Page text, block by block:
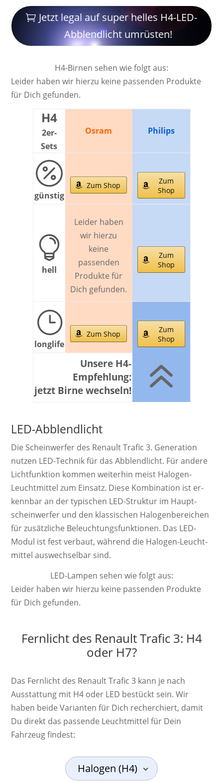
Jetzt legal auf super helles H4-LED-
Abblendlicht umrüsten!
H4-Birnen sehen wie folgt aus:
Leider haben wir hierzu keine passenden Produkte
für Dich gefunden.
H4
2er-
Sets
Osram Philips

günstig
Zum Shop
Zum
Shop

hell
Leider haben
wir hierzu
keine
passenden
Produkte für
Dich gefunden.
Zum
Shop
}
longlife
Zum Shop
Zum
Shop
Unsere H4-
Empfehlung:
jetzt Birne wechseln!
6
LED-Abblendlicht
Die Schein­werf­er des Renault Trafic 3. Ge­ne­ra­ti­on
nutzen LED-Technik für das Abblendlicht. Für andere
Licht­funk­tion kom­men wei­ter­hin meist Ha­lo­gen-
Leucht­mittel zum Ein­satz. Diese Kom­bi­na­tion ist er­
kenn­bar an der ty­pi­schen LED-Struktur im Haupt­
schein­werfer und den klas­sisch­en Ha­lo­gen­be­reich­en
für zu­sätz­liche Be­leucht­ungs­funk­tion­en. Das LED-
Modul ist fest ver­baut, wäh­rend die Ha­lo­gen-Leucht­
mittel aus­wech­sel­bar sind.
LED-Lampen sehen wie folgt aus:
Leider haben wir hierzu keine passenden Produkte
für Dich gefunden.
Fernlicht des Renault Trafic 3: H4
oder H7?
Das Fernlicht des Renault Trafic 3 kann je nach
Ausstattung mit H4 oder LED bestückt sein. Wir
haben beide Varianten für Dich recherchiert, damit
Du direkt das passende Leuchtmittel für Dein
Fahrzeug findest:
Halogen (H4)